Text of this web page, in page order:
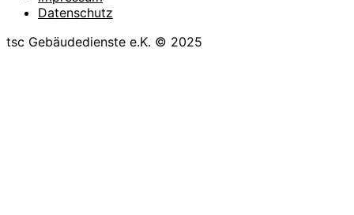
Datenschutz
tsc Gebäudedienste e.K. © 2025